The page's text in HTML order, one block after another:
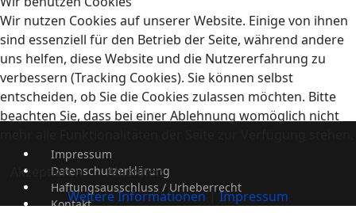
Impressum
Datenschutzerklärung
Haftungsausschluss / Urheberrecht
Kontakt
Wir nutzen Cookies auf unserer Website. Einige von ihnen
sind essenziell für den Betrieb der Seite, während andere
uns helfen, diese Website und die Nutzererfahrung zu
verbessern (Tracking Cookies). Sie können selbst
entscheiden, ob Sie die Cookies zulassen möchten. Bitte
beachten Sie, dass bei einer Ablehnung womöglich nicht
Akzeptieren
Ablehnen
Weitere Informationen|Impressum